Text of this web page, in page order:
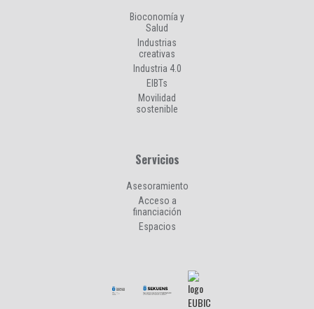
Bioconomía y
Salud
Industrias
creativas
Industria 4.0
EIBTs
Movilidad
sostenible
Servicios
Asesoramiento
Acceso a
financiación
Espacios